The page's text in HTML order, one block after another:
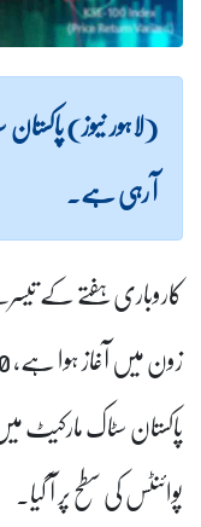
(لاہور نیوز)
آ رہی ہے۔
کاروباری ہفتے کے
پوائنٹس کی سطح پر آ گیا۔